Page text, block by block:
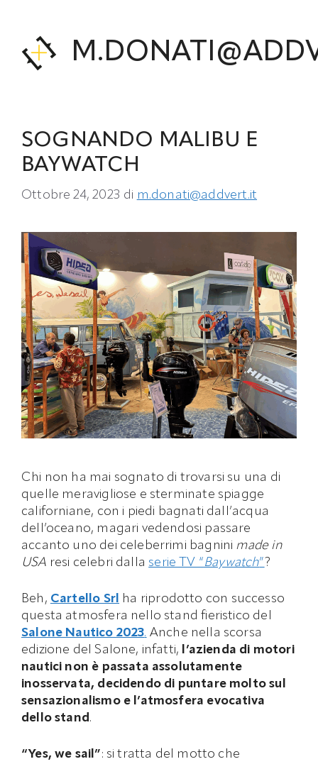
contenuto
SOGNANDO MALIBU E
BAYWATCH
Ottobre 24, 2023 di m.donati@addvert.it
Chi non ha mai sognato di trovarsi su una di
quelle meravigliose e sterminate spiagge
californiane, con i piedi bagnati dall’acqua
dell’oceano, magari vedendosi passare
accanto uno dei celeberrimi bagnini made in
USA resi celebri dalla serie TV “Baywatch”?
Beh, Cartello Srl
ha riprodotto con successo
questa atmosfera nello stand fieristico del
Salone Nautico 2023. Anche nella scorsa
edizione del Salone, infatti,
l’azienda di motori
nautici non è passata assolutamente
inosservata, decidendo di puntare molto sul
sensazionalismo e l’atmosfera evocativa
dello stand .
“Yes, we sail”: si tratta del motto che